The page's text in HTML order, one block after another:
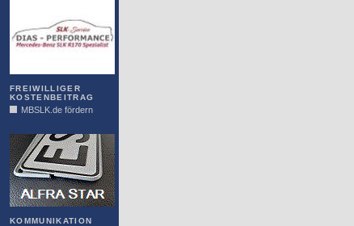
FREIWILLIGER
KOSTENBEITRAG
MBSLK.de fördern
KOMMUNIKATION